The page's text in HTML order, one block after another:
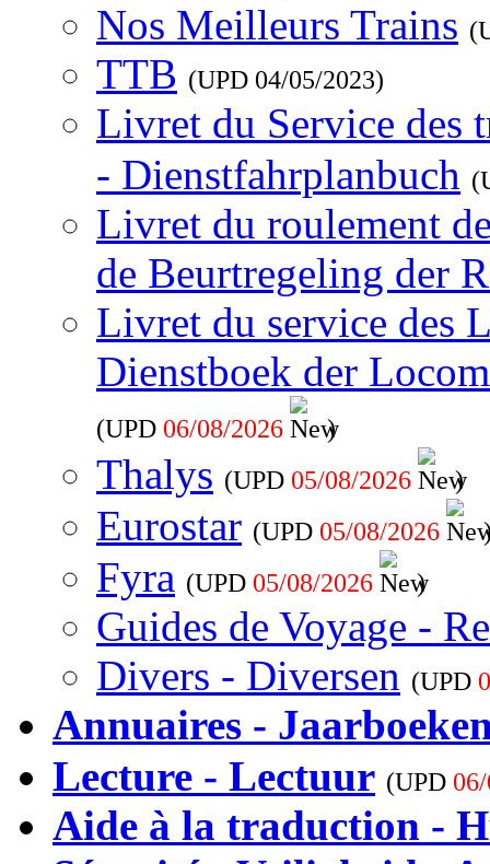
Nos Meilleurs Trains
TTB (UPD 04/05/2023)
Livret du Service des
- Dienstfahrplanbuch
Livret du roulement
de Beurtregeling der
Livret du service des
Dienstboek der
(UPD 06/08/2026 )
Thalys (UPD 05/08/2026 )
Eurostar (UPD 05/08/2026
Fyra (UPD 05/08/2026 )
Guides de Voyage -
Divers - Diversen (UPD
Annuaires -
Lecture - Lectuur (UPD
Aide à la traduction -